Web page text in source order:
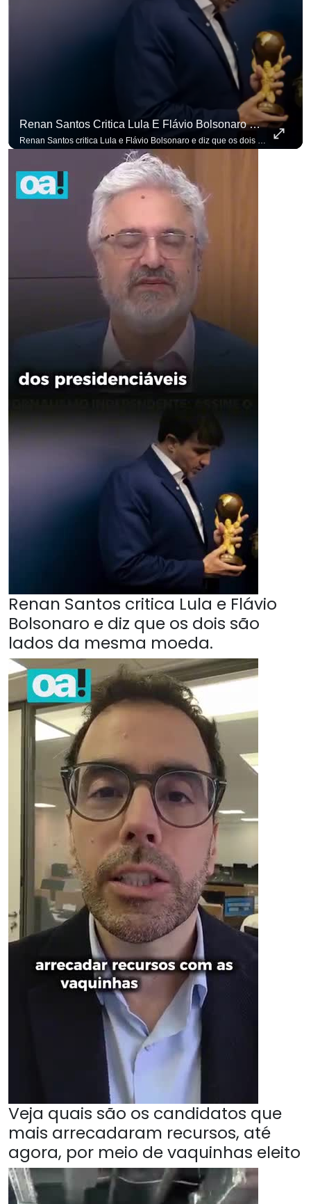
Renan Santos Critica Lula E Flávio Bolsonaro E Diz Que Os Dois São Lados Da Mesma Moeda.
Renan Santos critica Lula e Flávio Bolsonaro e diz que os dois são lados da mesma moeda. #OAntagonista Se você busca informação com credibilidade, inscreva-se agora e ative o
Renan Santos critica Lula e Flávio
Bolsonaro e diz que os dois são
lados da mesma moeda.
Veja quais são os candidatos que
mais arrecadaram recursos, até
agora, por meio de vaquinhas eleito